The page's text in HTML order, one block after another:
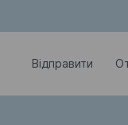
Відправити